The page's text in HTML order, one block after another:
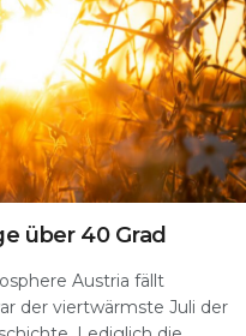
über 40 Grad
Austria fällt
der viertwärmste Juli der